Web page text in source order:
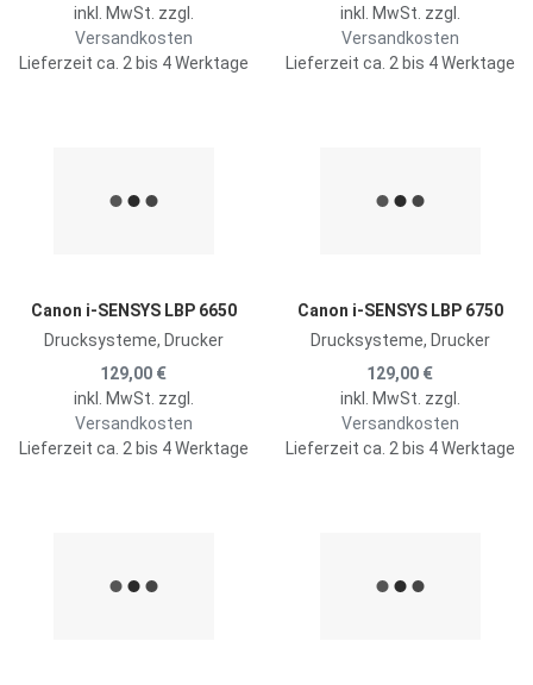
inkl. MwSt. zzgl.
Versandkosten
Lieferzeit ca. 2 bis 4 Werktage
inkl. MwSt. zzgl.
Versandkosten
Lieferzeit ca. 2 bis 4 Werktage
Zum Vergleich hinzufügen
Canon i-SENSYS LBP 6650
Drucksysteme, Drucker
129,00 €
inkl. MwSt. zzgl.
Versandkosten
Lieferzeit ca. 2 bis 4 Werktage
Canon i-SENSYS LBP 6750
Drucksysteme, Drucker
129,00 €
inkl. MwSt. zzgl.
Versandkosten
Lieferzeit ca. 2 bis 4 Werktage
Zum Vergleich hinzufügen